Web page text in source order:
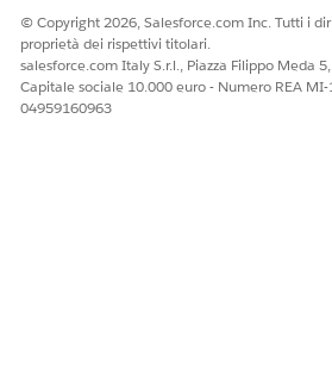
© Copyright 2026, Salesforce.com Inc. Tutti i
proprietà dei rispettivi titolari.
salesforce.com Italy S.r.l., Piazza Filippo Meda
Capitale sociale 10.000 euro - Numero REA MI-
04959160963